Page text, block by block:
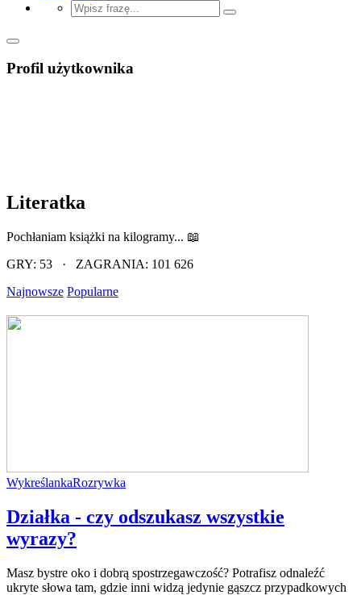
Profil użytkownika
Literatka
Pochłaniam książki na kilogramy... 📖
GRY: 53 · ZAGRANIA: 101 626
Najnowsze Popularne
WykreślankaRozrywka
Działka - czy odszukasz wszystkie
wyrazy?
Masz bystre oko i dobrą spostrzegawczość? Potrafisz odnaleźć
ukryte słowa tam, gdzie inni widzą jedynie gąszcz przypadkowych